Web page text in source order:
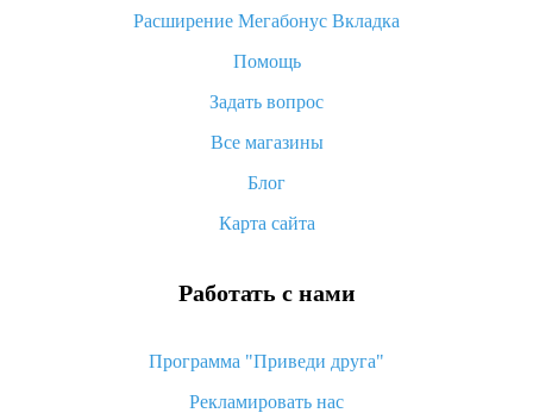
«AliExpress Standard Shipping»: что это за метод доставки и
как его отслеживать
Как покупать оптом на Алиэкспресс
Что делать, если не пришел товар с Алиэкспресс
возврата денег
Расширение Мегабонус Вкладка
Помощь
Задать вопрос
Все магазины
Блог
Карта сайта
Работать с нами
Программа "Приведи друга"
Рекламировать нас